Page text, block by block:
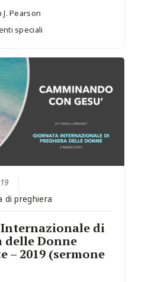
J. Pearson
speciali
di preghiera
di
delle Donne
– 2019 (sermone